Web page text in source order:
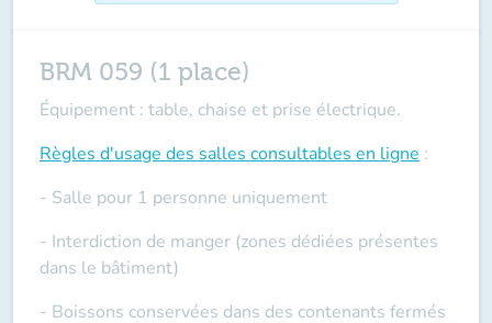
BRM 059 (1 place)
Équipement : table, chaise et prise électrique.
Règles d'usage des salles consultables en ligne :
- Salle pour 1 personne uniquement
- Interdiction de manger (zones dédiées présentes
dans le bâtiment)
- Boissons conservées dans des contenants fermés